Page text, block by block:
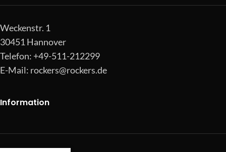
Weckenstr. 1
30451 Hannover
Telefon: +49-511-212299
E-Mail: rockers@rockers.de
Information